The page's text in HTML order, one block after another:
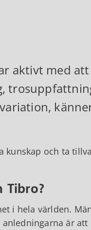
aktivt med
och ta
Tibro?
i hela världen.
är